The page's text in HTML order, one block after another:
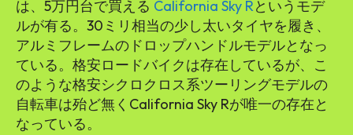
は、5万円台で買える California Sky Rというモデ
ルが有る。30ミリ相当の少し太いタイヤを履き、
アルミフレームのドロップハンドルモデルとなっ
ている。格安ロードバイクは存在しているが、こ
のような格安シクロクロス系ツーリングモデルの
自転車は殆ど無くCalifornia Sky Rが唯一の存在と
なっている。